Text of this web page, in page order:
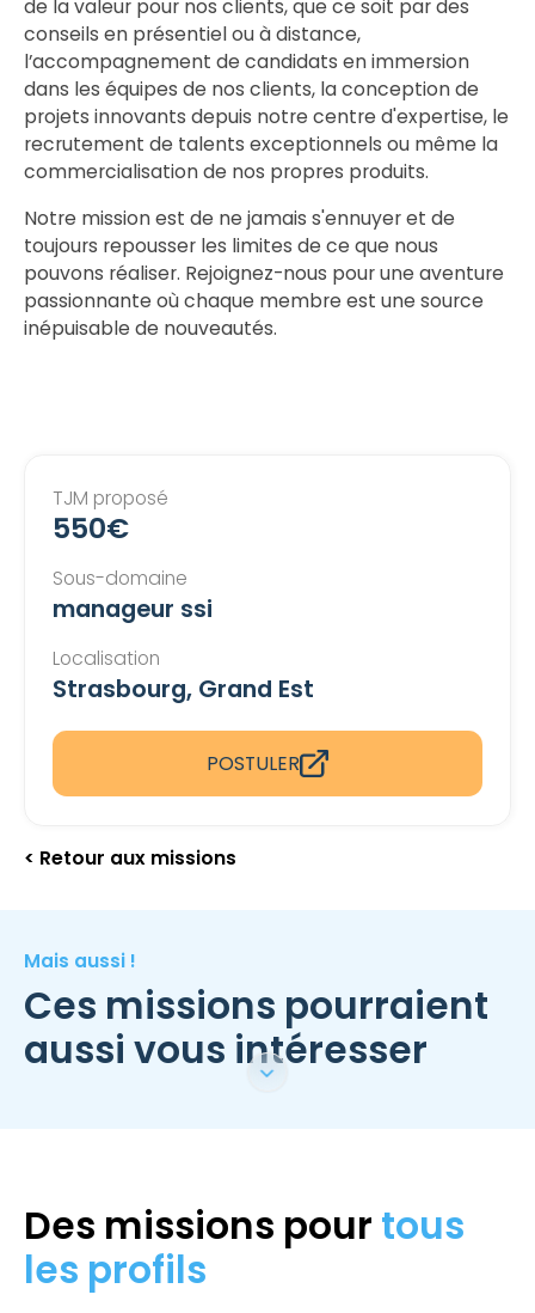
de la valeur pour nos clients, que ce soit par des
conseils en présentiel ou à distance,
l’accompagnement de candidats en immersion
dans les équipes de nos clients, la conception de
projets innovants depuis notre centre d'expertise, le
recrutement de talents exceptionnels ou même la
commercialisation de nos propres produits.
Notre mission est de ne jamais s'ennuyer et de
toujours repousser les limites de ce que nous
pouvons réaliser. Rejoignez-nous pour une aventure
passionnante où chaque membre est une source
inépuisable de nouveautés.
TJM proposé
550€
Sous-domaine
manageur ssi
Localisation
Strasbourg, Grand Est
POSTULER
< Retour aux missions
Mais aussi !
Ces missions pourraient
aussi vous intéresser
Des missions pour tous
les profils